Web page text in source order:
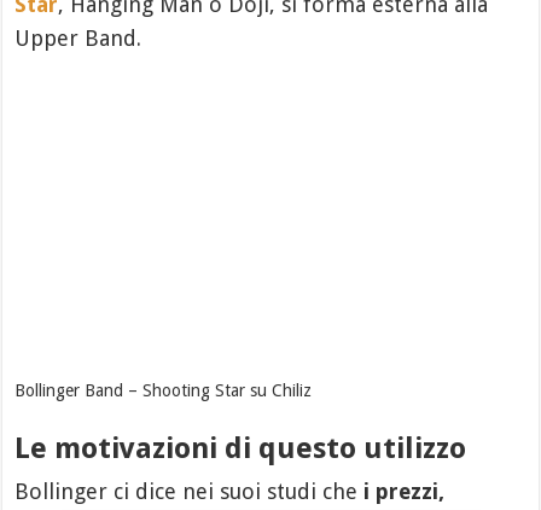
Upper Band.
Bollinger Band – Shooting Star su Chiliz
Le motivazioni di questo utilizzo
Bollinger ci dice nei suoi studi che i prezzi,